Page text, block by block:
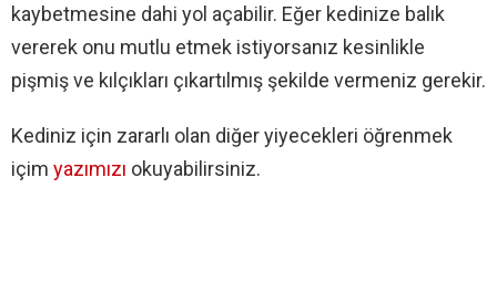
kaybetmesine dahi yol açabilir. Eğer kedinize balık
vererek onu mutlu etmek istiyorsanız kesinlikle
pişmiş ve kılçıkları çıkartılmış şekilde vermeniz gerekir.
Kediniz için zararlı olan diğer yiyecekleri öğrenmek
içim yazımızı okuyabilirsiniz.